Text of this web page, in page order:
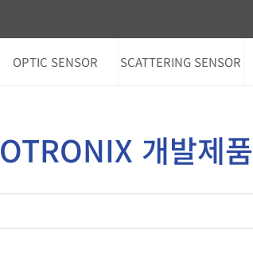
OPTIC SENSOR SCATTERING SENSOR
OTRONIX 개발제품